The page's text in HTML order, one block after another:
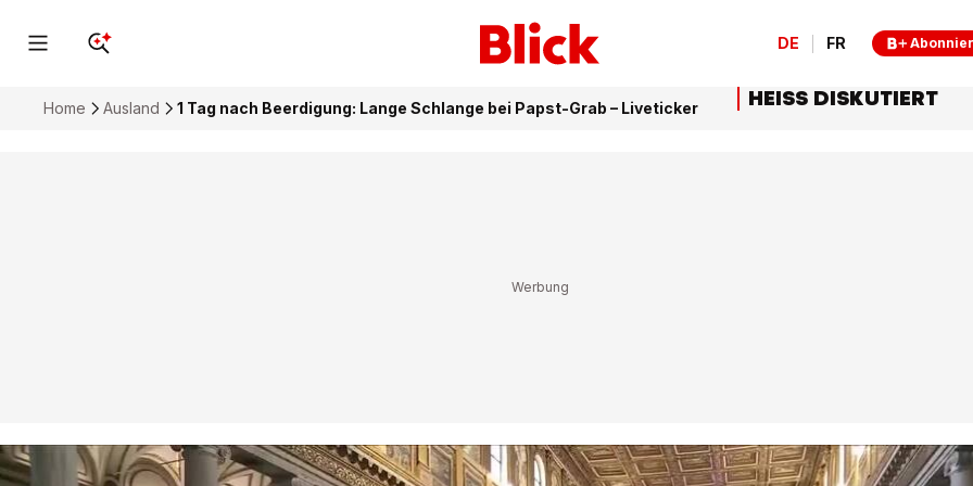
DE FR
Home Ausland 1 Tag nach Beerdigung: Lange Schlange bei Papst-Grab – Liveticker HEISS DISKUTIERT